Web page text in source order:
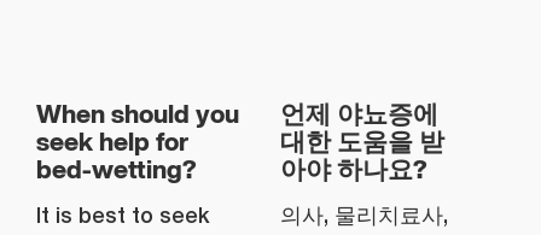
When should you
seek help for
bed-wetting?
It is best to seek
언제 야뇨증에
대한 도움을 받
아야 하나요?
의사, 물리치료사,